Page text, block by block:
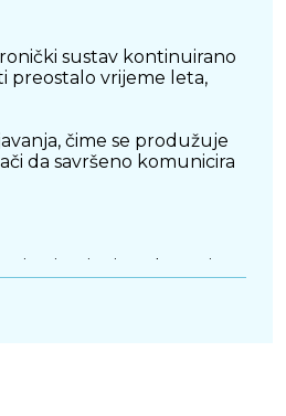
sustav kontinuirano
preostalo vrijeme leta,
čime se produžuje
da savršeno komunicira
i trajanja rada. Težina